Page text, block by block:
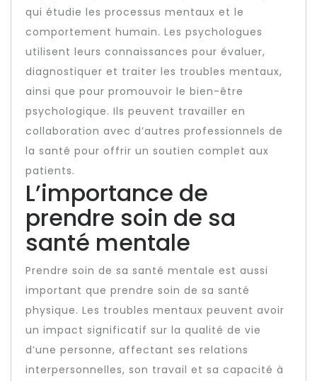
qui étudie les processus mentaux et le
comportement humain. Les psychologues
utilisent leurs connaissances pour évaluer,
diagnostiquer et traiter les troubles mentaux,
ainsi que pour promouvoir le bien-être
psychologique. Ils peuvent travailler en
collaboration avec d’autres professionnels de
la santé pour offrir un soutien complet aux
patients.
L’importance de
prendre soin de sa
santé mentale
Prendre soin de sa santé mentale est aussi
important que prendre soin de sa santé
physique. Les troubles mentaux peuvent avoir
un impact significatif sur la qualité de vie
d’une personne, affectant ses relations
interpersonnelles, son travail et sa capacité à